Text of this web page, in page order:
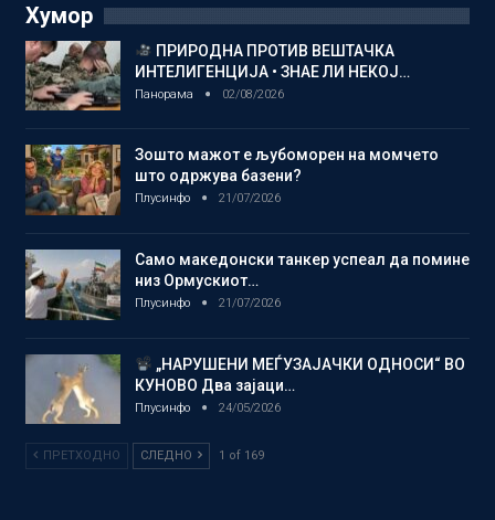
Хумор
ПРИРОДНА ПРОТИВ ВЕШТАЧКА
ИНТЕЛИГЕНЦИЈА • ЗНАЕ ЛИ НЕКОЈ…
Панорама 02/08/2026
Зошто мажот е љубоморен на момчето
што одржува базени?
Плусинфо 21/07/2026
Само македонски танкер успеал да помине
низ Ормускиот…
Плусинфо 21/07/2026
„НАРУШЕНИ МЕЃУЗАЈАЧКИ ОДНОСИ“ ВО
КУНОВО Два зајаци…
Плусинфо 24/05/2026
ПРЕТХОДНО СЛЕДНО 1 of 169